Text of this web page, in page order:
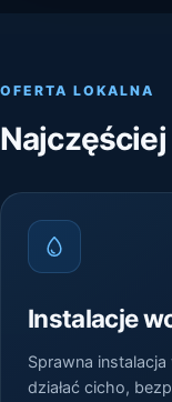
OFERTA LOKALNA
Najczęściej
Instalacje
Sprawna
działać cicho,